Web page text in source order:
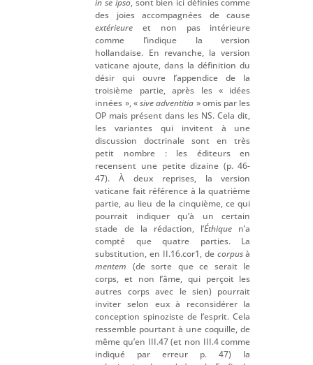
in se ipso, sont bien ici définies comme
des joies accompagnées de cause
extérieure et non pas intérieure
comme l’indique la version
hollandaise. En revanche, la version
vaticane ajoute, dans la définition du
désir qui ouvre l’appendice de la
troisième partie, après les « idées
innées », «sive adventitia » omis par les
OP mais présent dans les NS. Cela dit,
les variantes qui invitent à une
discussion doctrinale sont en très
petit nombre : les éditeurs en
recensent une petite dizaine (p. 46-
47). À deux reprises, la version
vaticane fait référence à la quatrième
partie, au lieu de la cinquième, ce qui
pourrait indiquer qu’à un certain
stade de la rédaction, l’Éthique n’a
compté que quatre parties. La
substitution, en II.16.cor1, de corpusà
mentem (de sorte que ce serait le
corps, et non l’âme, qui perçoit les
autres corps avec le sien) pourrait
inviter selon eux à reconsidérer la
conception spinoziste de l’esprit. Cela
ressemble pourtant à une coquille, de
même qu’en III.47 (et non III.4 comme
indiqué par erreur p. 47) la